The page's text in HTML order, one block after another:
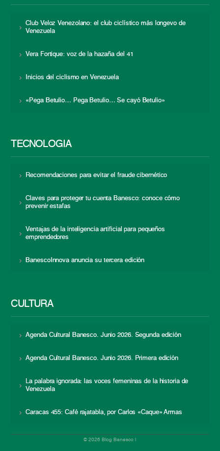
Club Veloz Venezolano: el club ciclístico más longevo de
Venezuela
Vera Fortique: voz de la hazaña del 41
Inicios del ciclismo en Venezuela
«Pega Betulio… Pega Betulio… Se cayó Betulio»
TECNOLOGÍA
Recomendaciones para evitar el fraude cibernético
Claves para proteger tu cuenta Banesco: conoce cómo
prevenir estafas
Ventajas de la inteligencia artificial para pequeños
emprendedores
BanescoInnova anuncia su tercera edición
CULTURA
Agenda Cultural Banesco. Junio 2026. Segunda edición
Agenda Cultural Banesco. Junio 2026. Primera edición
La palabra ignorada: las voces femeninas de la historia de
Venezuela
Caracas 455: Café rajatabla, por Carlos «Caque» Armas
© 2026 Blog Banesco |